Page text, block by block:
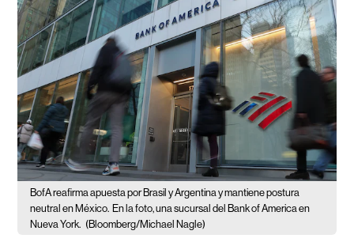
BofA reafirma apuesta por Brasil y Argentina y mantiene postura
neutral en México. En la foto, una sucursal del Bank of America en
Nueva York. (Bloomberg/Michael Nagle)